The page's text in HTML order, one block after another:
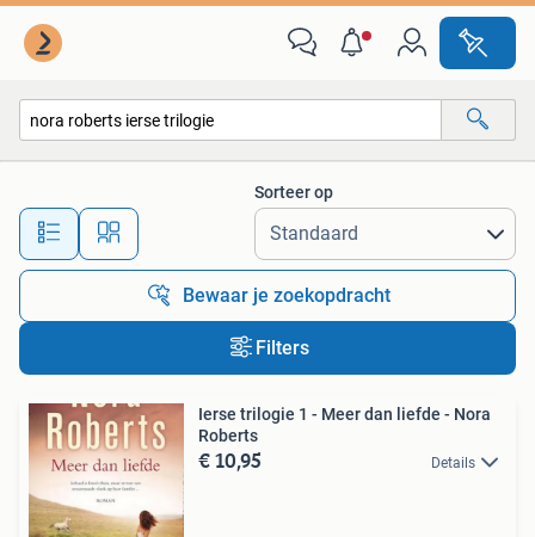
Alle afstanden…
Sorteer op
Bewaar je zoekopdracht
Filters
Ierse trilogie 1 - Meer dan liefde - Nora
Roberts
€ 10,95 Details